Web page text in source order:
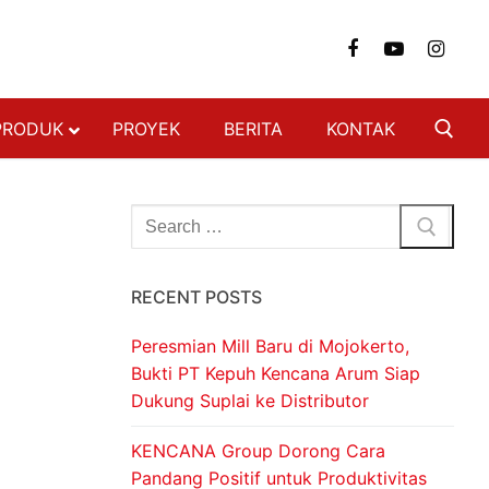
BAJA RINGAN
PROYEK BERITA KONTAK
RECENT POSTS
Peresmian Mill Baru di Mojokerto,
Bukti PT Kepuh Kencana Arum Siap
Dukung Suplai ke Distributor
KENCANA Group Dorong Cara
Pandang Positif untuk Produktivitas